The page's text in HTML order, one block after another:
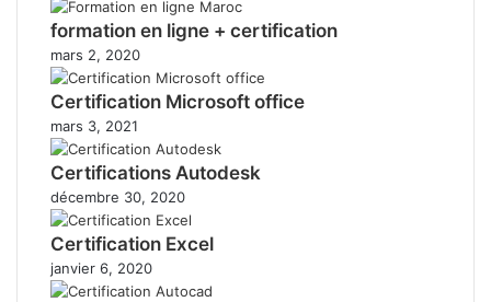
formation en ligne + certification
mars 2, 2020
Certification Microsoft office
mars 3, 2021
Certifications Autodesk
décembre 30, 2020
Certification Excel
janvier 6, 2020